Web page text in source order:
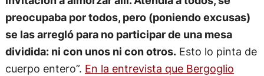
preocupaba por todos, pero (poniendo excusas)
se las arregló para no participar de una mesa
dividida: ni con unos ni con otros.Esto lo pinta de
cuerpo entero”. En la entrevista que Bergoglio